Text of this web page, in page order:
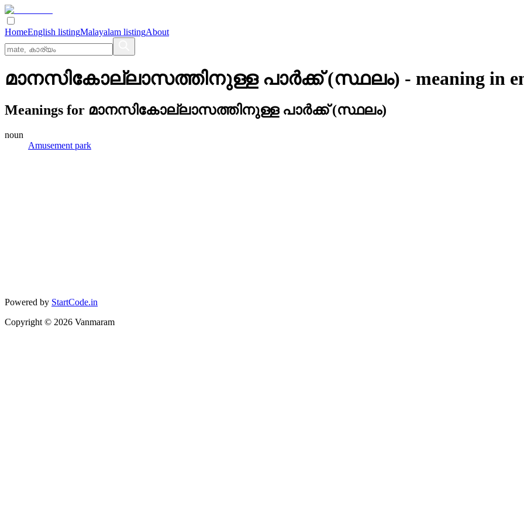
HomeEnglish listingMalayalam listingAbout
മാനസികോല്ലാസത്തിനുള്ള പാര്‍ക്ക്‌ (സ്ഥലം) - meaning in
Meanings for മാനസികോല്ലാസത്തിനുള്ള പാര്‍ക്ക്‌ (സ്ഥലം)
noun
Amusement park
Powered by StartCode.in
Copyright © 2026 Vanmaram